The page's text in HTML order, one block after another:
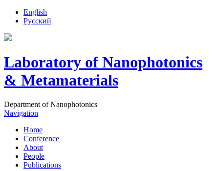
English
Русский
Laboratory of Nanophotonics
& Metamaterials
Department of Nanophotonics
Navigation
Home
Conference
About
People
Publications